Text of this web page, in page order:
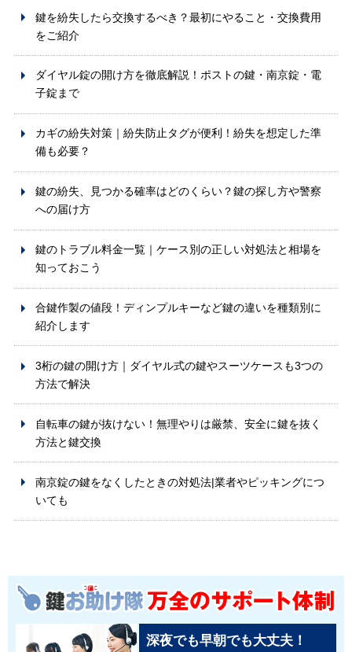
鍵を紛失したら交換するべき？最初にやること・交換費用
をご紹介
ダイヤル錠の開け方を徹底解説！ポストの鍵・南京錠・電
子錠まで
カギの紛失対策｜紛失防止タグが便利！紛失を想定した準
備も必要？
鍵の紛失、見つかる確率はどのくらい？鍵の探し方や警察
への届け方
鍵のトラブル料金一覧｜ケース別の正しい対処法と相場を
知っておこう
合鍵作製の値段！ディンプルキーなど鍵の違いを種類別に
紹介します
3桁の鍵の開け方｜ダイヤル式の鍵やスーツケースも3つの
方法で解決
自転車の鍵が抜けない！無理やりは厳禁、安全に鍵を抜く
方法と鍵交換
南京錠の鍵をなくしたときの対処法|業者やピッキングにつ
いても
深夜でも早朝でも大丈夫！